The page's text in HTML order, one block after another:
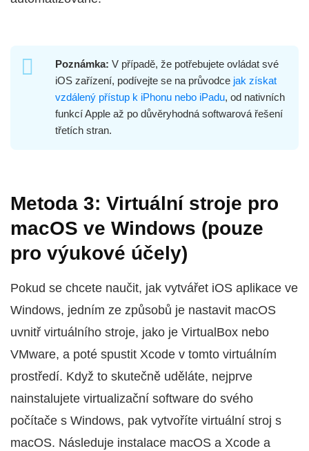
Poznámka: V případě, že potřebujete ovládat své
iOS zařízení, podívejte se na průvodce jak získat
vzdálený přístup k iPhonu nebo iPadu, od nativních
funkcí Apple až po důvěryhodná softwarová řešení
třetích stran.
Metoda 3: Virtuální stroje pro
macOS ve Windows (pouze
pro výukové účely)
Pokud se chcete naučit, jak vytvářet iOS aplikace ve
Windows, jedním ze způsobů je nastavit macOS
uvnitř virtuálního stroje, jako je VirtualBox nebo
VMware, a poté spustit Xcode v tomto virtuálním
prostředí. Když to skutečně uděláte, nejprve
nainstalujete virtualizační software do svého
počítače s Windows, pak vytvoříte virtuální stroj s
macOS. Následuje instalace macOS a Xcode a